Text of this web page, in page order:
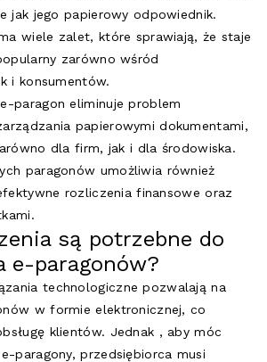
jak jego papierowy odpowiednik.
wiele zalet, które sprawiają, że staje
zarówno wśród
i konsumentów.
paragon eliminuje problem
papierowymi dokumentami,
dla firm, jak i dla środowiska.
paragonów umożliwia również
rozliczenia finansowe oraz
są potrzebne do
e-paragonów?
technologiczne pozwalają na
w formie elektronicznej, co
klientów. Jednak , aby móc
paragony, przedsiębiorca musi